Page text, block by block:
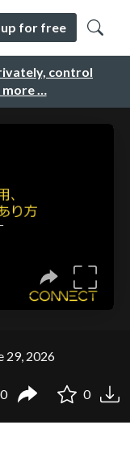
control
more …
up for free
29, 2026
0